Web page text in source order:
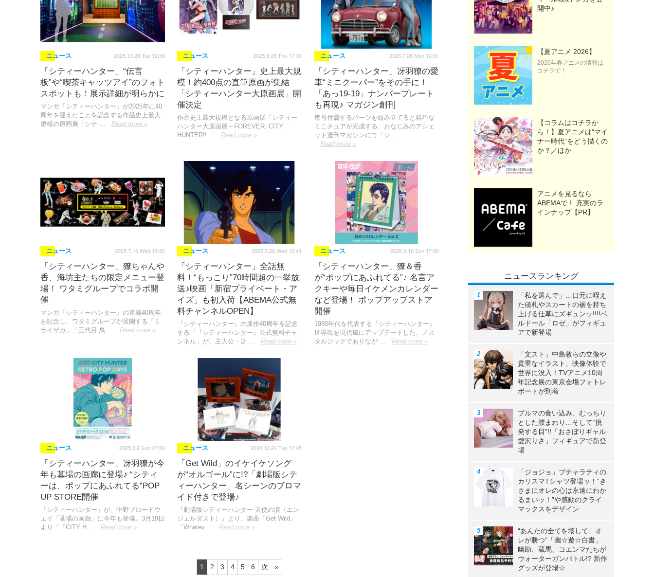
ニュース 2025.10.28 Tue 12:39
「シティーハンター」“伝言
板”や“喫茶キャッツアイ”のフォト
スポットも！展示詳細が明らかに
マンガ『シティーハンター』が2025年に40
周年を迎えたことを記念する作品史上最大
規模の原画展「シテ …
Read more »
ニュース 2025.9.25 Thu 17:30
「シティーハンター」史上最大規
模！約400点の直筆原画が集結
「シティーハンター大原画展」開
催決定
作品史上最大規模となる原画展「シティー
ハンター大原画展～FOREVER, CITY
HUNTER!! …
Read more »
ニュース 2025.7.28 Mon 12:31
「シティーハンター」冴羽獠の愛
車“ミニクーパー”をその手に！
「あっ19-19」ナンバープレート
も再現♪ マガジン創刊
毎号付属するパーツを組み立てると精巧な
ミニチュアが完成する、おなじみのアシェ
ット週刊マガジンにて「シ …
Read more »
ニュース 2025.7.16 Wed 19:30
「シティーハンター」獠ちゃんや
香、海坊主たちの限定メニュー登
場！ ワタミグループでコラボ開
催
マンガ『シティーハンター』の連載40周年
を記念し、ワタミグループが展開する「ミ
ライザカ」「三代目 鳥 …
Read more »
ニュース 2025.3.26 Wed 12:41
「シティーハンター」全話無
料！“もっこり”70時間超の一挙放
送♪映画「新宿プライベート・ア
イズ」も初入荷【ABEMA公式無
料チャンネルOPEN】
『シティーハンター』の原作40周年を記念
する「『シティーハンター』公式無料チャ
ンネル」が、主人公・冴 …
Read more »
ニュース 2025.3.16 Sun 17:30
「シティーハンター」獠＆香
が“ポップにあふれてる”♪ 名言ア
クキーや毎日イケメンカレンダー
など登場！ ポップアップストア
開催
1980年代を代表する『シティーハンター』
世界観を現代風にアップデートした、ノス
タルジックでありなが …
Read more »
ニュース 2025.3.2 Sun 17:30
「シティーハンター」冴羽獠が今
年も墓場の画廊に登場♪ “シティ
ーは、ポップにあふれてる”POP
UP STORE開催
『シティーハンター』が、中野ブロードウ
ェイ「墓場の画廊」に今年も登場。3月19日
より「『CITY H …
Read more »
ニュース 2024.12.24 Tue 17:45
「Get Wild」のイケイケソング
が“オルゴール”に!?「劇場版シテ
ィーハンター」名シーンのブロマ
イド付きで登場♪
『劇場版シティーハンター 天使の涙（エン
ジェルダスト）』より、楽曲「Get Wild」
「Whatev …
Read more »
1 2 3 4 5 6 次
開中♪
【夏アニメ 2026】
2026年春アニメの情報は
コチラで！
【コラムはコチラか
ら！】夏アニメは“マイ
ナー時代”をどう描くの
か？／ほか
アニメを見るなら
ABEMAで！ 充実のラ
インナップ【PR】
ニュースランキング
「私を選んで」…口元に咥え
た値札やスカートの裾を持ち
上げる仕草にズギュンッ!!!!ベ
ルドール「ロゼ」がフィギュ
アで新登場
「文スト」中島敦らの立像や
貴重なイラスト、映像体験で
世界に没入！TVアニメ10周
年記念展の東京会場フォトレ
ポートが到着
ブルマの食い込み、むっちり
とした腰まわり…そして“挑
発する目”!!「おさぼりギャル
愛沢りさ」フィギュアで新登
場
「ジョジョ」ブチャラティの
カリスマTシャツ登場ッ！“き
さまにオレの心は永遠にわか
るまいッ！”や感動のクライ
マックスをデザイン
“あんたの全てを壊して、オ
レが勝つ”「幽☆遊☆白書」
幽助、蔵馬、コエンマたちが
ウォーターガンバトル!? 新作
グッズが登場☆